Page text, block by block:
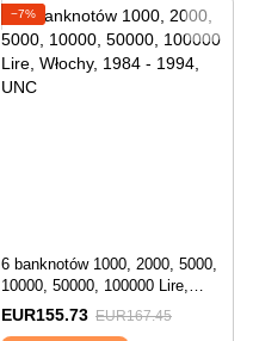
−7%
6 banknotów 1000, 2000, 5000,
10000, 50000, 100000 Lire,
Włochy, 1984 - 1994, UNC
EUR155.73 EUR167.45